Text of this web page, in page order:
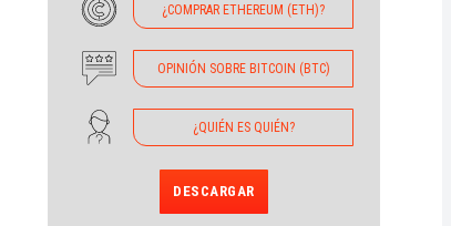
¿COMPRAR ETHEREUM (ETH)?
OPINIÓN SOBRE BITCOIN (BTC)
¿QUIÉN ES QUIÉN?
DESCARGAR